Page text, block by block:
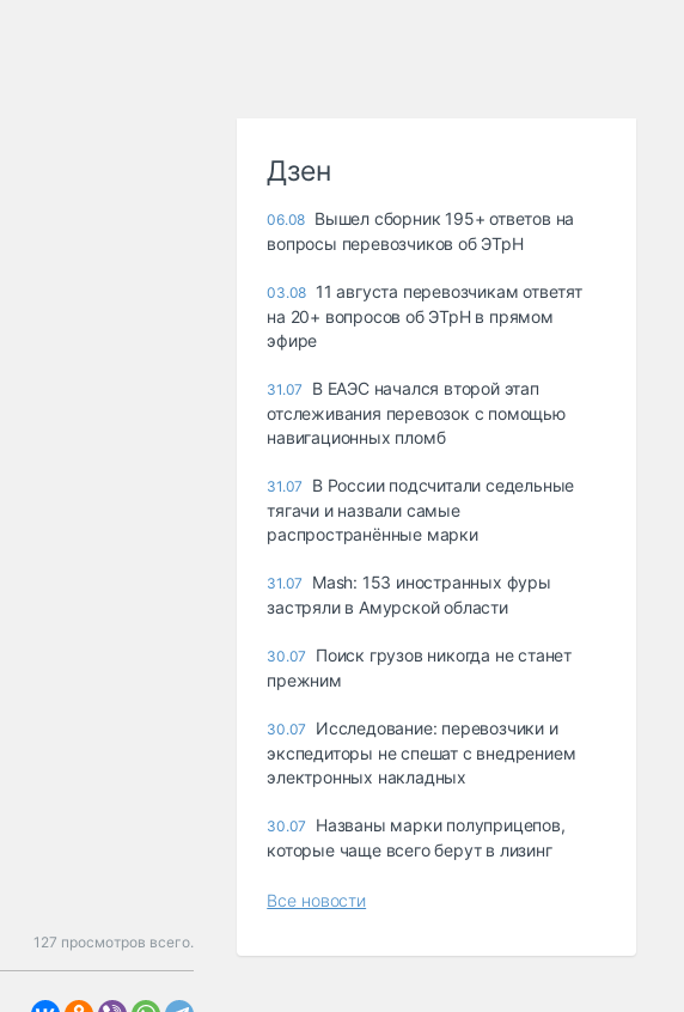
127 просмотров всего.
Дзен
06.08 Вышел сборник 195+ ответов на
вопросы перевозчиков об ЭТрН
03.08 11 августа перевозчикам ответят
на 20+ вопросов об ЭТрН в прямом
эфире
31.07
В ЕАЭС начался второй этап
отслеживания перевозок с помощью
навигационных пломб
31.07
В России подсчитали седельные
тягачи и назвали самые
распространённые марки
31.07
Mash: 153 иностранных фуры
застряли в Амурской области
30.07
Поиск грузов никогда не станет
прежним
30.07
Исследование: перевозчики и
экспедиторы не спешат с внедрением
электронных накладных
30.07
Названы марки полуприцепов,
которые чаще всего берут в лизинг
Все новости